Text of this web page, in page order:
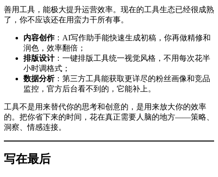
善用工具，能极大提升运营效率。现在的工具生态已经很成熟
了，你不应该还在用蛮力干所有事。
内容创作：AI写作助手能快速生成初稿，你再做精修和
润色，效率翻倍；
排版设计：一键排版工具统一视觉风格，不用每次花半
小时调格式；
数据分析：第三方工具能获取更详尽的粉丝画像和竞品
监控，官方后台看不到的，它能补上。
工具不是用来替代你的思考和创意的，是用来放大你的效率
的。把你省下来的时间，花在真正需要人脑的地方——策略、
洞察、情感连接。
写在最后